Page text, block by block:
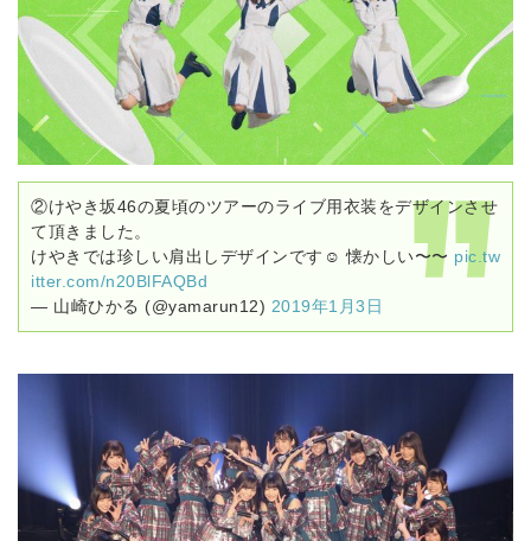
②けやき坂46の夏頃のツアーのライブ用衣装をデザインさせ
て頂きました。
けやきでは珍しい肩出しデザインです☺︎ 懐かしい〜〜 pic.tw
itter.com/n20BlFAQBd
— 山崎ひかる (@yamarun12) 2019年1月3日